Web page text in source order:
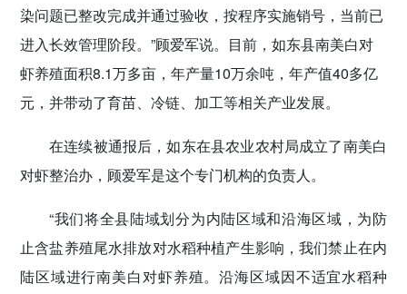
染问题已整改完成并通过验收，按程序实施销号，当前已
进入长效管理阶段。”顾爱军说。目前，如东县南美白对
虾养殖面积8.1万多亩，年产量10万余吨，年产值40多亿
元，并带动了育苗、冷链、加工等相关产业发展。
在连续被通报后，如东在县农业农村局成立了南美白
对虾整治办，顾爱军是这个专门机构的负责人。
“我们将全县陆域划分为内陆区域和沿海区域，为防
止含盐养殖尾水排放对水稻种植产生影响，我们禁止在内
陆区域进行南美白对虾养殖。沿海区域因不适宜水稻种